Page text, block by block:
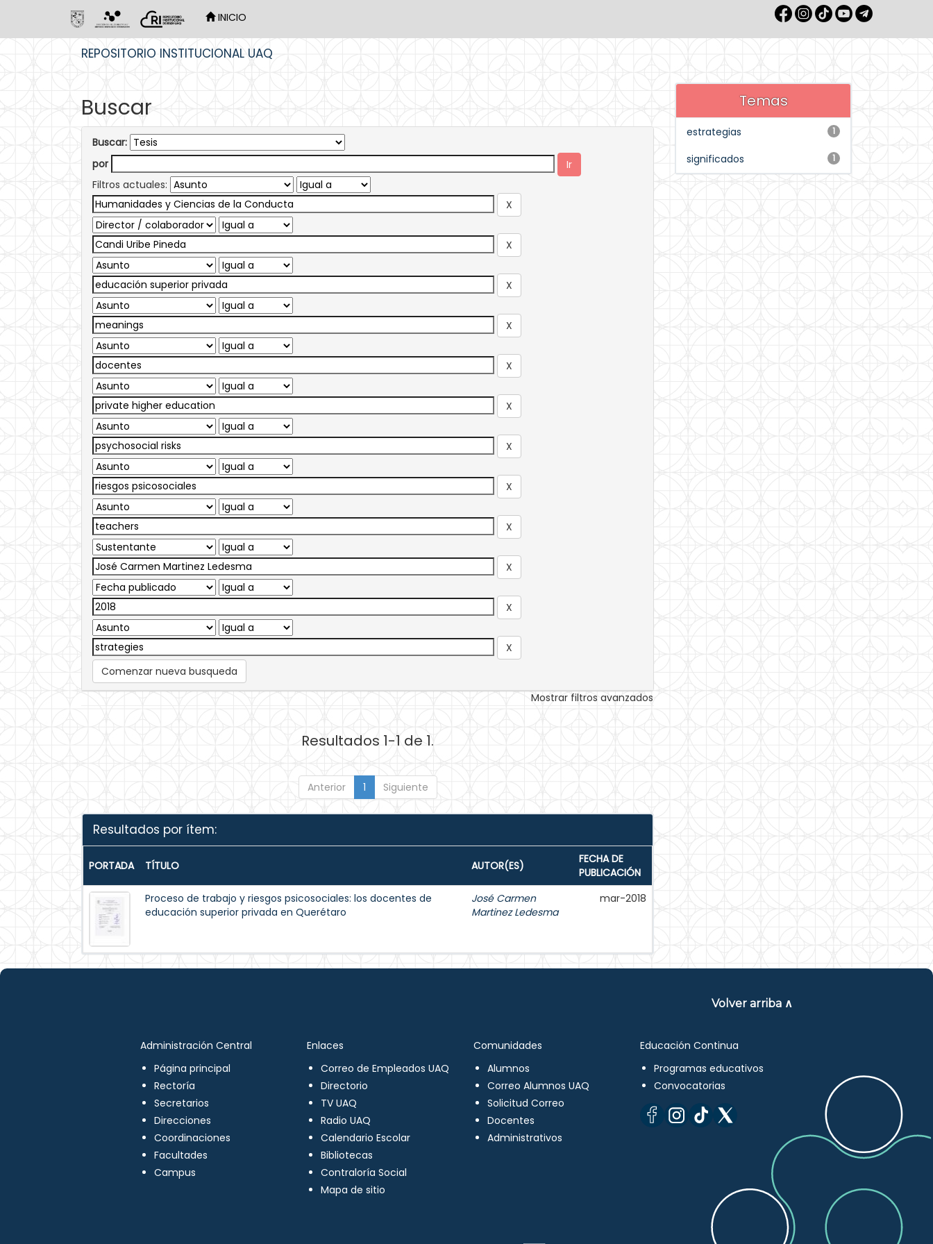
INICIO
REPOSITORIO INSTITUCIONAL UAQ
Buscar
Buscar:
por
Filtros actuales:
Comenzar nueva busqueda
Mostrar filtros avanzados
Resultados 1-1 de 1.
Anterior 1 Siguiente
Resultados por ítem:
PORTADA TÍTULO AUTOR(ES)
FECHA DE
PUBLICACIÓN
Proceso de trabajo y riesgos psicosociales: los docentes de
educación superior privada en Querétaro
José Carmen
Martinez Ledesma
mar-2018
Temas
1
estrategias
1
significados
Volver arriba ∧
Administración Central
Página principal
Rectoría
Secretarios
Direcciones
Coordinaciones
Facultades
Campus
Enlaces
Correo de Empleados UAQ
Directorio
TV UAQ
Radio UAQ
Calendario Escolar
Bibliotecas
Contraloría Social
Mapa de sitio
Comunidades
Alumnos
Correo Alumnos UAQ
Solicitud Correo
Docentes
Administrativos
Educación Continua
Programas educativos
Convocatorias